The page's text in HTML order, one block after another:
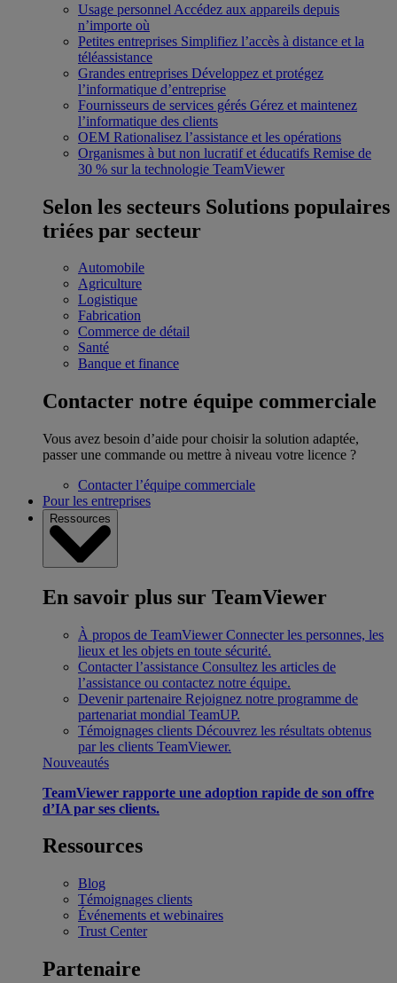
Usage personnel Accédez aux appareils depuis
n’importe où
Petites entreprises Simplifiez l’accès à distance et la
téléassistance
Grandes entreprises Développez et protégez
l’informatique d’entreprise
Fournisseurs de services gérés Gérez et maintenez
l’informatique des clients
OEM Rationalisez l’assistance et les opérations
Organismes à but non lucratif et éducatifs Remise de
30 % sur la technologie TeamViewer
Selon les secteurs Solutions populaires
triées par secteur
Automobile
Agriculture
Logistique
Fabrication
Commerce de détail
Santé
Banque et finance
Contacter notre équipe commerciale
Vous avez besoin d’aide pour choisir la solution adaptée,
passer une commande ou mettre à niveau votre licence ?
Contacter l’équipe commerciale
Pour les entreprises
Ressources
En savoir plus sur TeamViewer
À propos de TeamViewer Connecter les personnes, les
lieux et les objets en toute sécurité.
Contacter l’assistance Consultez les articles de
l’assistance ou contactez notre équipe.
Devenir partenaire Rejoignez notre programme de
partenariat mondial TeamUP.
Témoignages clients Découvrez les résultats obtenus
par les clients TeamViewer.
Nouveautés
TeamViewer rapporte une adoption rapide de son offre
d’IA par ses clients.
Ressources
Blog
Témoignages clients
Événements et webinaires
Trust Center
Partenaire